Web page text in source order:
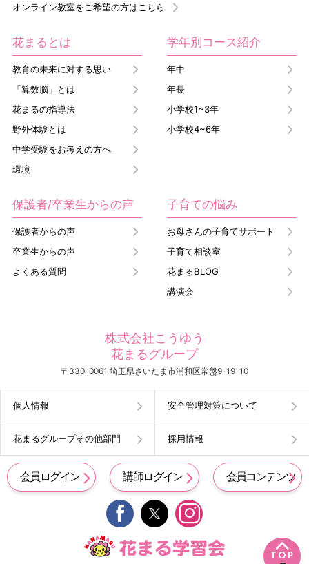
TOP
オンライン教室をご希望の方はこちら
花まるとは
教育の未来に対する思い
「算数脳」とは
花まるの指導法
野外体験とは
中学受験をお考えの方へ
環境
学年別コース紹介
年中
年長
小学校1~3年
小学校4~6年
保護者/卒業生からの声
保護者からの声
卒業生からの声
よくある質問
子育ての悩み
お母さんの子育てサポート
子育て相談室
花まるBLOG
講演会
株式会社こうゆう
花まるグループ
〒330-0061 埼玉県さいたま市浦和区常盤9-19-10
個人情報 安全管理対策について
花まるグループその他部門 採用情報
会員ログイン 講師ログイン 会員コンテンツ
 